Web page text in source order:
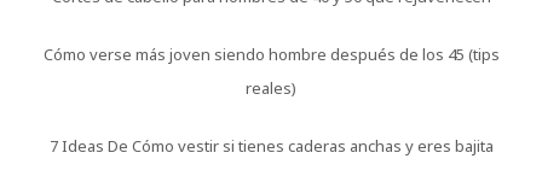
Cómo verse más joven siendo hombre después de los 45 (tips
reales)
7 Ideas De Cómo vestir si tienes caderas anchas y eres bajita